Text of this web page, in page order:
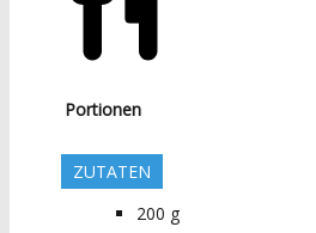
Portionen
ZUTATEN
200 g